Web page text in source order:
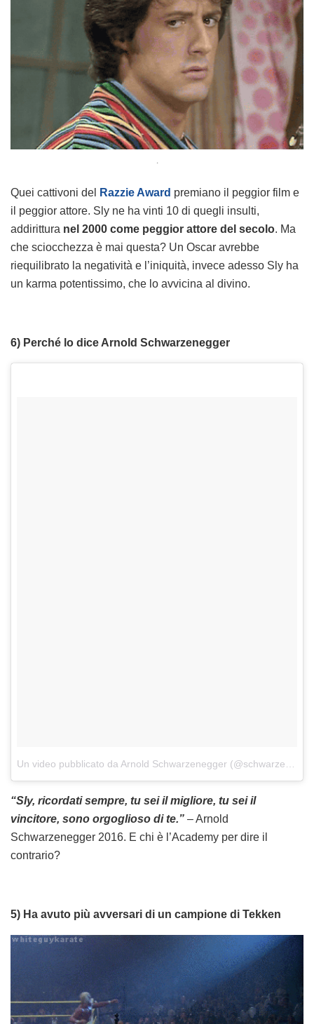
.
Quei cattivoni del Razzie Award premiano il peggior film e
il peggior attore. Sly ne ha vinti 10 di quegli insulti,
addirittura nel 2000 come peggior attore del secolo. Ma
che sciocchezza è mai questa? Un Oscar avrebbe
riequilibrato la negatività e l’iniquità, invece adesso Sly ha
un karma potentissimo, che lo avvicina al divino.
6) Perché lo dice Arnold Schwarzenegger
“Sly, ricordati sempre, tu sei il migliore, tu sei il
vincitore, sono orgoglioso di te.” – Arnold
Schwarzenegger 2016. E chi è l’Academy per dire il
contrario?
5) Ha avuto più avversari di un campione di Tekken